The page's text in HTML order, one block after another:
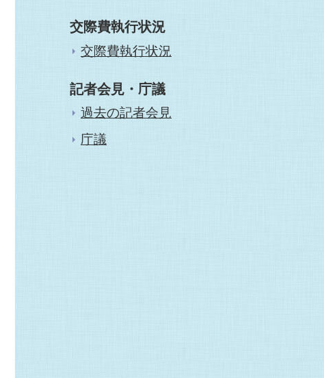
交際費執行状況
交際費執行状況
記者会見・庁議
過去の記者会見
庁議